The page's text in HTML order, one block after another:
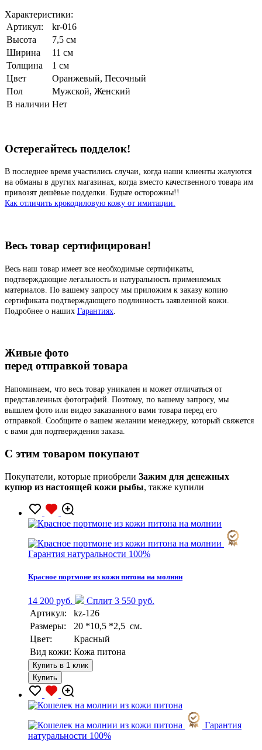
Характеристики:
Артикул:
kr-016
Высота
7,5 см
Ширина
11 см
Толщина
1 см
Цвет
Оранжевый, Песочный
Пол
Мужской, Женский
В наличии Нет
Остерегайтесь подделок!
В последнее время участились случаи, когда наши клиенты жалуются
на обманы в других магазинах, когда вместо качественного товара им
привозят дешёвые подделки. Будьте осторожны!!
Как отличить крокодиловую кожу от имитации.
Весь товар сертифицирован!
Весь наш товар имеет все необходимые сертификаты,
подтверждающие легальность и натуральность применяемых
материалов. По вашему запросу мы приложим к заказу копию
сертификата подтверждающего подлинность заявленной кожи.
Подробнее о наших Гарантиях
Живые фото
перед отправкой товара
Напоминаем, что весь товар уникален и может отличаться от
представленных фотографий. Поэтому, по вашему запросу, мы
вышлем фото или видео заказанного вами товара перед его
отправкой. Сообщите о вашем желании менеджеру, который свяжется
с вами для подтверждения заказа.
C этим товаром покупают
Покупатели, которые приобрели Зажим для денежных
купюр из настоящей кожи рыбы, также купили
Гарантия натуральности 100%
Красное портмоне из кожи питона на молнии
14 200 руб.
Сплит 3 550 руб.
Артикул:
kz-126
Размеры:
20 *10,5 *2,5 см.
Цвет:
Красный
Вид кожи: Кожа питона
Купить в 1 клик
Купить
Гарантия
натуральности 100%